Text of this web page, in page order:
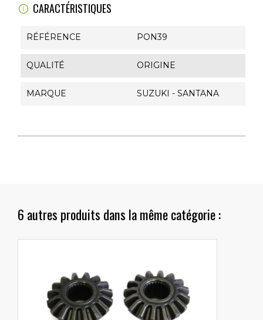
CARACTÉRISTIQUES
RÉFÉRENCE PON39
QUALITÉ ORIGINE
MARQUE SUZUKI - SANTANA
6 autres produits dans la même catégorie :